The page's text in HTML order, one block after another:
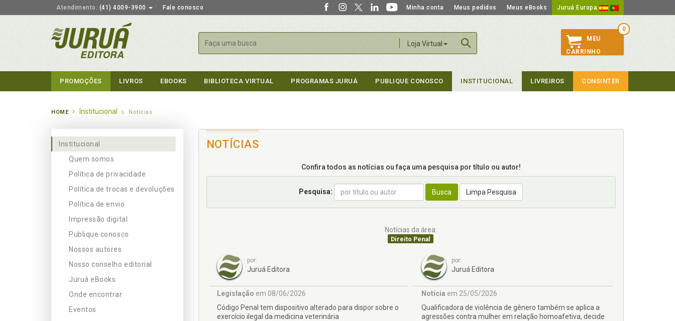
Atendimento: (41) 4009-3900 Fale conosco Minha conta Meus pedidos Meus eBooks Juruá Europa
Loja Virtual
Buscar
0
MEU
CARRINHO
PROMOÇÕES LIVROS EBOOKS BIBLIOTECA VIRTUAL PROGRAMAS JURUÁ PUBLIQUE CONOSCO INSTITUCIONAL LIVREIROS CONSINTER
HOME Institucional Notícias
Institucional
Quem somos
Política de privacidade
Política de trocas e devoluções
Política de envio
Impressão digital
Publique conosco
Nossos autores
Nosso conselho editorial
Juruá eBooks
Onde encontrar
Eventos
NOTÍCIAS
Confira todos as notícias ou faça uma pesquisa por título ou autor!
Pesquisa: Busca
Notícias da área:
Direito Penal
por:
Juruá Editora
Legislação em 08/06/2026
Código Penal tem dispositivo alterado para dispor sobre o
exercício ilegal da medicina veterinária
por:
Juruá Editora
Notícia em 25/05/2026
Qualificadora de violência de gênero também se aplica a
agressões contra mulher em relação homoafetiva, decide